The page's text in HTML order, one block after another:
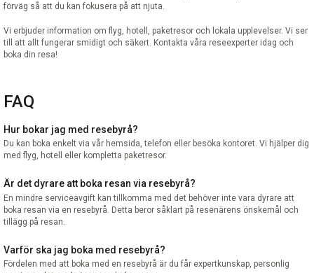
förväg så att du kan fokusera på att njuta.
Vi erbjuder information om flyg, hotell, paketresor och lokala upplevelser. Vi ser
till att allt fungerar smidigt och säkert. Kontakta våra reseexperter idag och
boka din resa!
FAQ
Hur bokar jag med resebyrå?
Du kan boka enkelt via vår hemsida, telefon eller besöka kontoret. Vi hjälper dig
med flyg, hotell eller kompletta paketresor.
Är det dyrare att boka resan via resebyrå?
En mindre serviceavgift kan tillkomma med det behöver inte vara dyrare att
boka resan via en resebyrå. Detta beror såklart på resenärens önskemål och
tillägg på resan.
Varför ska jag boka med resebyrå?
Fördelen med att boka med en resebyrå är du får expertkunskap, personlig